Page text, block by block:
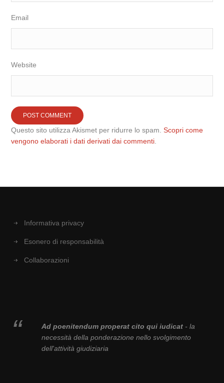
Email
Website
Questo sito utilizza Akismet per ridurre lo spam.Scopri come
vengono elaborati i dati derivati dai commenti
Informativa privacy
Esonero di responsabilità
Collaborazioni
Ad poenitendum properat cito qui iudicat- la
necessità della ponderazione nello svolgimento
dell'attività giudiziaria